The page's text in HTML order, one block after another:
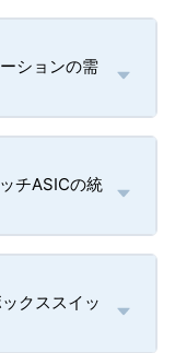
ションの需
チASICの統
クススイッ